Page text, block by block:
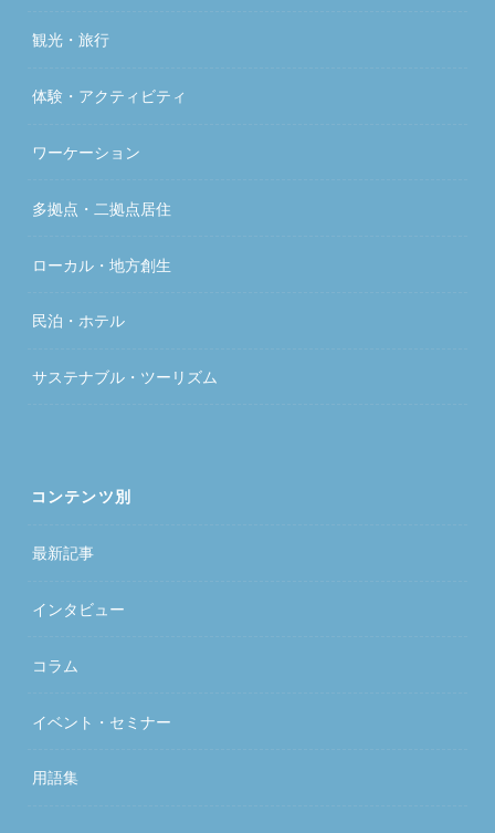
観光・旅行
体験・アクティビティ
ワーケーション
多拠点・二拠点居住
ローカル・地方創生
民泊・ホテル
サステナブル・ツーリズム
コンテンツ別
最新記事
インタビュー
コラム
イベント・セミナー
用語集